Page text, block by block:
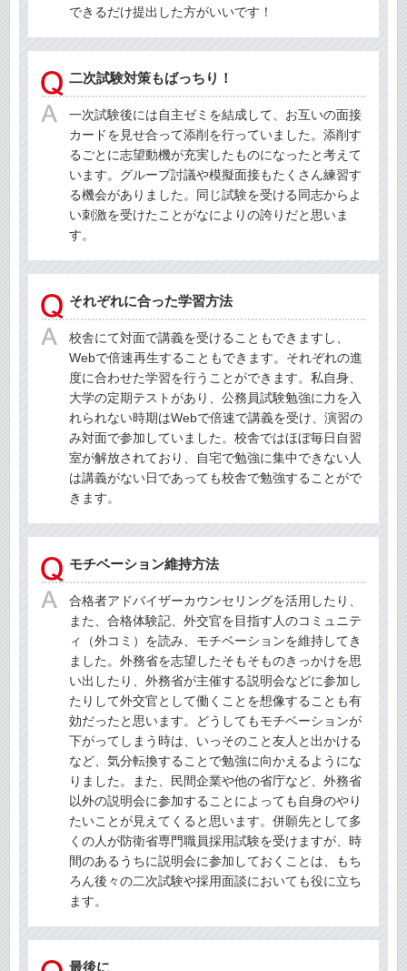
できるだけ提出した方がいいです！
二次試験対策もばっちり！
一次試験後には自主ゼミを結成して、お互いの面接
カードを見せ合って添削を行っていました。添削す
るごとに志望動機が充実したものになったと考えて
います。グループ討議や模擬面接もたくさん練習す
る機会がありました。同じ試験を受ける同志からよ
い刺激を受けたことがなによりの誇りだと思いま
す。
それぞれに合った学習方法
校舎にて対面で講義を受けることもできますし、
Webで倍速再生することもできます。それぞれの進
度に合わせた学習を行うことができます。私自身、
大学の定期テストがあり、公務員試験勉強に力を入
れられない時期はWebで倍速で講義を受け、演習の
み対面で参加していました。校舎ではほぼ毎日自習
室が解放されており、自宅で勉強に集中できない人
は講義がない日であっても校舎で勉強することがで
きます。
モチベーション維持方法
合格者アドバイザーカウンセリングを活用したり、
また、合格体験記、外交官を目指す人のコミュニテ
ィ（外コミ）を読み、モチベーションを維持してき
ました。外務省を志望したそもそものきっかけを思
い出したり、外務省が主催する説明会などに参加し
たりして外交官として働くことを想像することも有
効だったと思います。どうしてもモチベーションが
下がってしまう時は、いっそのこと友人と出かける
など、気分転換することで勉強に向かえるようにな
りました。また、民間企業や他の省庁など、外務省
以外の説明会に参加することによっても自身のやり
たいことが見えてくると思います。併願先として多
くの人が防衛省専門職員採用試験を受けますが、時
間のあるうちに説明会に参加しておくことは、もち
ろん後々の二次試験や採用面談においても役に立ち
ます。
最後に